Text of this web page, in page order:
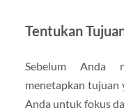
Tentukan
Sebelum Anda
menetapkan tujuan
Anda untuk fokus